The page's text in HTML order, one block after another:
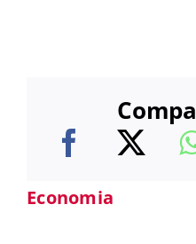
Economia